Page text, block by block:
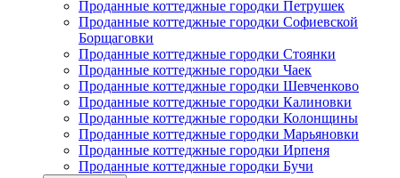
Проданные коттеджные городки Петрушек
Проданные коттеджные городки Софиевской
Борщаговки
Проданные коттеджные городки Стоянки
Проданные коттеджные городки Чаек
Проданные коттеджные городки Шевченково
Проданные коттеджные городки Калиновки
Проданные коттеджные городки Колонщины
Проданные коттеджные городки Марьяновки
Проданные коттеджные городки Ирпеня
Проданные коттеджные городки Бучи